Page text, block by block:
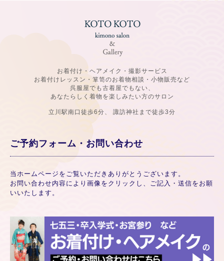
お着付け・ヘアメイク・撮影サービス
お着付けレッスン・箪笥のお着物相談・小物販売など
呉服屋でも古着屋でもない、
あなたらしく着物を楽しみたい方のサロン
立川駅南口徒歩6分、 諏訪神社まで徒歩3分
ご予約フォーム・お問い合わせ
当ホームページをご覧いただきありがとうございます。
お問い合わせ内容により画像をクリックし、ご記入・送信をお願
いいたします。